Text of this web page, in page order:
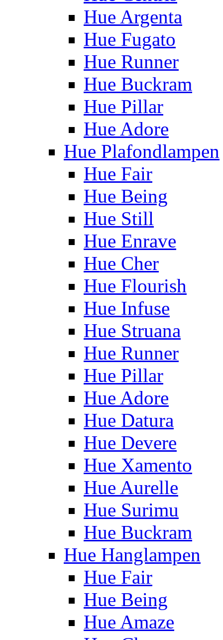
Hue Argenta
Hue Fugato
Hue Runner
Hue Buckram
Hue Pillar
Hue Adore
Hue Plafondlampen
Hue Fair
Hue Being
Hue Still
Hue Enrave
Hue Cher
Hue Flourish
Hue Infuse
Hue Struana
Hue Runner
Hue Pillar
Hue Adore
Hue Datura
Hue Devere
Hue Xamento
Hue Aurelle
Hue Surimu
Hue Buckram
Hue Hanglampen
Hue Fair
Hue Being
Hue Amaze